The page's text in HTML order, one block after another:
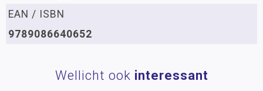
EAN / ISBN
9789086640652
Wellicht ook interessant